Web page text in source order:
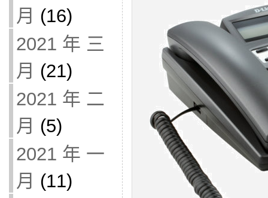
月 (16)
2021 年 三
月 (21)
2021 年 二
月 (5)
2021 年 一
月 (11)